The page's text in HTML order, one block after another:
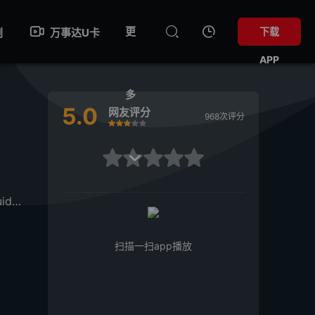
万事达U卡 更
多

下载
APP
5.0 网友评分
很差较差还行
推荐
力荐
968次评分
较差还行推荐力荐
扫描一扫app播放